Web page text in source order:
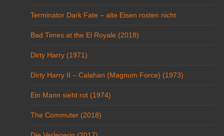
Terminator Dark Fate – alte Eisen rosten nicht
Bad Times at the El Royale (2018)
Dirty Harry (1971)
Dirty Harry II – Calahan (Magnum Force) (1973)
Ein Mann sieht rot (1974)
The Commuter (2018)